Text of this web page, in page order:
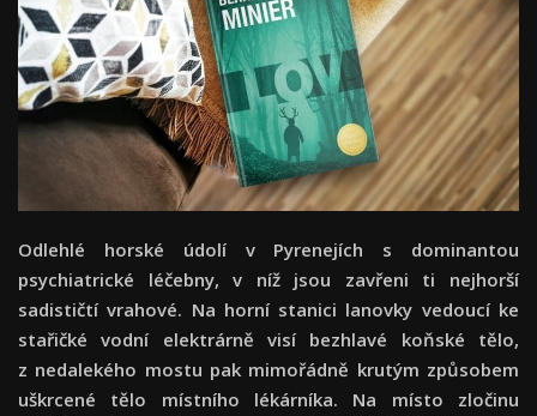
Odlehlé horské údolí v Pyrenejích s dominantou
psychiatrické léčebny, v níž jsou zavřeni ti nejhorší
sadističtí vrahové. Na horní stanici lanovky vedoucí ke
stařičké vodní elektrárně visí bezhlavé koňské tělo,
z nedalekého mostu pak mimořádně krutým způsobem
uškrcené tělo místního lékárníka. Na místo zločinu